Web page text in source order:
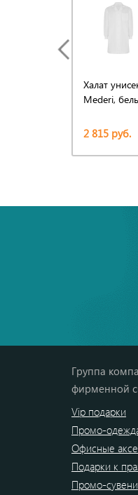
Халат
Mederi,
2 815 руб.
Группа
фирменной
Vip подарки
Промо-
Офисные
Подарки к
Промо-